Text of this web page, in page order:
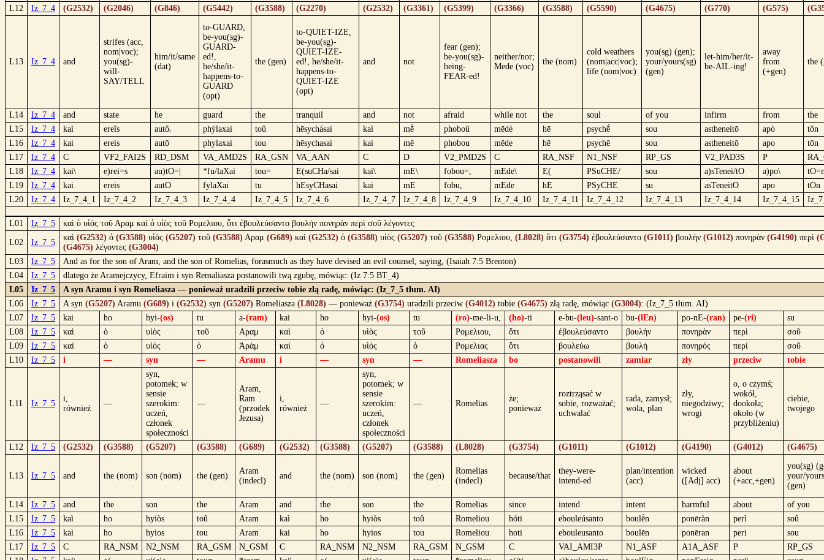
L12 Iz_7_4 (G2532) (G2046) (G846) (G5442) (G3588) (G2270) (G2532) (G3361) (G5399) (G3366) (G3588) (G5590) (G4675) (G770) (G575)
L13 Iz_7_4 and
strifes (acc,
nom|voc);
you(sg)-
will-
SAY/TELL
him/it/same
(dat)
to-GUARD,
be-you(sg)-
GUARD-
ed!,
he/she/it-
happens-to-
GUARD
(opt)
the (gen)
to-QUIET-IZE,
be-you(sg)-
QUIET-IZE-
ed!, he/she/it-
happens-to-
QUIET-IZE
(opt)
and not
fear (gen);
be-you(sg)-
being-
FEAR-ed!
neither/nor;
Mede (voc)
the (nom)
cold weathers
(nom|acc|voc);
life (nom|voc)
you(sg) (gen);
your/yours(sg)
(gen)
let-him/her/it-
be-AIL-ing!
away
from
(+gen)
the
L14 Iz_7_4 and state he guard the tranquil and not afraid while not the soul of you infirm from
the
L15
Iz_7_4 kaì ereîs autôᵢ phýlaxai toû hēsychásai kaì mḕ phoboû mēdè hē psychḗ sou astheneítō apò
tôn
L16
Iz_7_4 kai ereis autō phylaxai tou hēsychasai kai mē phobou mēde hē psychē sou astheneitō apo
tōn
L17
Iz_7_4 C VF2_FAI2S RD_DSM VA_AMD2S RA_GSN VA_AAN C D V2_PMD2S C RA_NSF N1_NSF RP_GS V2_PAD3S P
L18
Iz_7_4 kai\ e)rei=s au)tO=| *fu/laXai tou= E(suCHa/sai kai\ mE\ fobou=, mEde\ E( PSuCHE/ sou a)sTenei/tO a)po\
L19
Iz_7_4 kai ereis autO fylaXai tu hEsyCHasai kai mE fobu, mEde hE PSyCHE su asTeneitO apo
tOn
L20
Iz_7_4 Iz_7_4_1 Iz_7_4_2 Iz_7_4_3 Iz_7_4_4 Iz_7_4_5 Iz_7_4_6 Iz_7_4_7 Iz_7_4_8 Iz_7_4_9 Iz_7_4_10 Iz_7_4_11 Iz_7_4_12 Iz_7_4_13 Iz_7_4_14 Iz_7_4_15
L01 Iz_7_5 καὶ ὁ υἱὸς τοῦ Αραμ καὶ ὁ υἱὸς τοῦ Ρομελιου, ὅτι ἐβουλεύσαντο βουλὴν πονηρὰν περὶ σοῦ λέγοντες
L02 Iz_7_5
καὶ (G2532) ὁ (G3588) υἱὸς (G5207) τοῦ (G3588) Αραμ (G689) καὶ (G2532) ὁ (G3588) υἱὸς (G5207) τοῦ (G3588) Ρομελιου, (L8028) ὅτι (G3754) ἐβουλεύσαντο (G1011) βουλὴν (G1012) πονηρὰν (G4190) περὶ
(G4675) λέγοντες (G3004)
L03
Iz_7_5
And as for the son of Aram, and the son of Romelias, forasmuch as they have devised an evil counsel, saying, (Isaiah 7:5 Brenton)
L04
Iz_7_5
dlatego że Aramejczycy, Efraim i syn Remaliasza postanowili twą zgubę, mówiąc: (Iz 7:5 BT_4)
L05
Iz_7_5
A syn Aramu i syn Romeliasza — ponieważ uradzili przeciw tobie złą radę, mówiąc: (Iz_7_5 tłum. AI)
L06
Iz_7_5 A syn (G5207) Aramu (G689) i (G2532) syn (G5207) Romeliasza (L8028) — ponieważ (G3754) uradzili przeciw (G4012) tobie (G4675) złą radę, mówiąc (G3004): (Iz_7_5 tłum. AI)
L07
Iz_7_5 kai ho hyi-(os) tu a-(ram) kai ho hyi-(os) tu (ro)-me-li-u, (ho)-ti e-bu-(leu)-sant-o bu-(lEn) po-nE-(ran) pe-(ri)
su
L08
Iz_7_5 καὶ ὁ υἱὸς τοῦ Αραμ καὶ ὁ υἱὸς τοῦ Ρομελιου, ὅτι ἐβουλεύσαντο βουλὴν πονηρὰν περὶ
σοῦ
L09
Iz_7_5 καί ὁ υἱός ὁ Ἀράμ καί ὁ υἱός ὁ Ρομελιας ὅτι βουλεύω βουλή πονηρός περί
σοῦ
L10
Iz_7_5 i — syn — Aramu i — syn — Romeliasza bo postanowili zamiar zły przeciw tobie
L11 Iz_7_5
i,
również
—
syn,
potomek; w
sensie
szerokim:
uczeń,
członek
społeczności
—
Aram,
Ram
(przodek
Jezusa)
i,
również
—
syn,
potomek; w
sensie
szerokim:
uczeń,
członek
społeczności
— Romelias
że;
ponieważ
roztrząsać w
sobie, rozważać;
uchwalać
rada, zamysł;
wola, plan
zły,
niegodziwy;
wrogi
o, o czymś;
wokół,
dookoła;
około (w
przybliżeniu)
ciebie,
twojego
L12 Iz_7_5 (G2532) (G3588) (G5207) (G3588) (G689) (G2532) (G3588) (G5207) (G3588) (L8028) (G3754) (G1011) (G1012) (G4190) (G4012) (G4675)
L13 Iz_7_5 and the (nom) son (nom) the (gen)
Aram
(indecl)
and the (nom) son (nom) the (gen)
Romelias
(indecl)
because/that
they-were-
intend-ed
plan/intention
(acc)
wicked
([Adj] acc)
about
(+acc,+gen)
you(sg)
your/
(gen)
L14 Iz_7_5 and the son the Aram and the son the Romelias since intend intent harmful about
of you
L15
Iz_7_5 kaì ho hyiòs toû Aram kaì ho hyiòs toû Romeliou hóti ebouleúsanto boulḕn ponēràn perì
soû
L16
Iz_7_5 kai ho hyios tou Aram kai ho hyios tou Romeliou hoti ebouleusanto boulēn ponēran peri
sou
L17
Iz_7_5 C RA_NSM N2_NSM RA_GSM N_GSM C RA_NSM N2_NSM RA_GSM N_GSM C VAI_AMI3P N1_ASF A1A_ASF P
RP_GS